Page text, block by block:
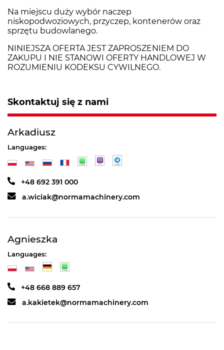
Na miejscu duży wybór naczep
niskopodwoziowych, przyczep, kontenerów oraz
sprzętu budowlanego.
NINIEJSZA OFERTA JEST ZAPROSZENIEM DO
ZAKUPU I NIE STANOWI OFERTY HANDLOWEJ W
ROZUMIENIU KODEKSU CYWILNEGO.
Skontaktuj się z nami
Arkadiusz
Languages:
+48 692 391 000
a.wiciak@normamachinery.com
Agnieszka
Languages:
+48 668 889 657
a.kakietek@normamachinery.com